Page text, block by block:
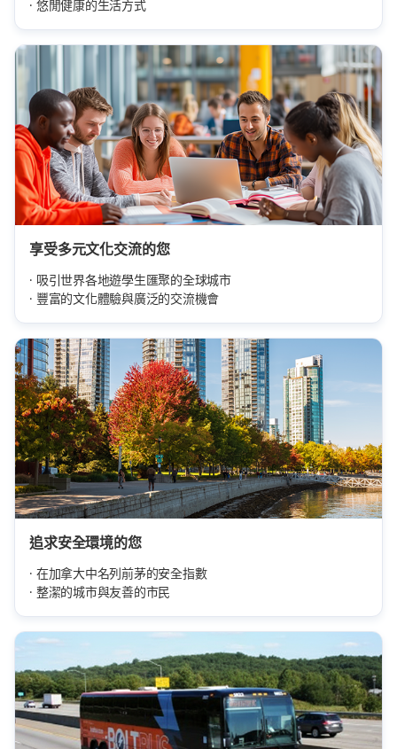
悠閒健康的生活方式
享受多元文化交流的您
吸引世界各地遊學生匯聚的全球城市
豐富的文化體驗與廣泛的交流機會
追求安全環境的您
在加拿大中名列前茅的安全指數
整潔的城市與友善的市民